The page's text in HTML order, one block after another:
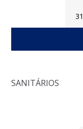
SANITÁRIOS